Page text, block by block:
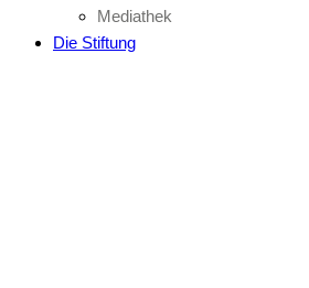
Mediathek
Die Stiftung